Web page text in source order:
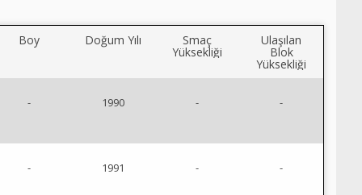
Boy Doğum Yılı Smaç
Yüksekliği
Ulaşılan
Blok
Yüksekliği
- 1990 - -
- 1991 - -